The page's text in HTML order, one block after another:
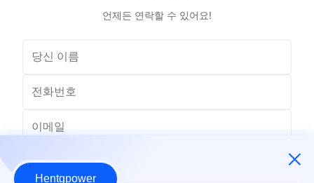
언제든 연락할 수 있어요!
Hentgpower